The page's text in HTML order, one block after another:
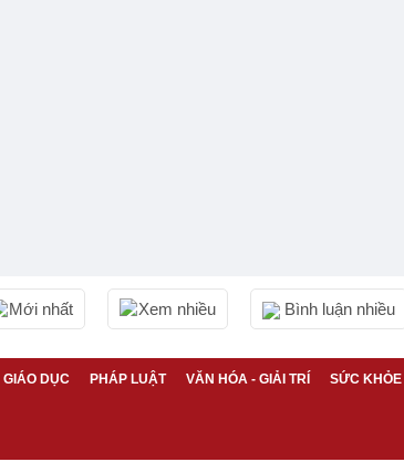
Mới nhất Xem nhiều Bình luận nhiều
GIÁO DỤC PHÁP LUẬT VĂN HÓA - GIẢI TRÍ SỨC KHỎE